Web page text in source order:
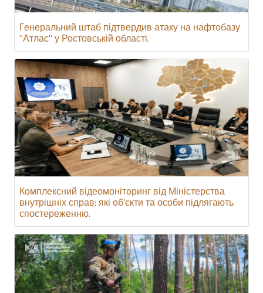
Генеральний штаб підтвердив атаку на нафтобазу
"Атлас" у Ростовській області.
Комплексний відеомоніторинг від Міністерства
внутрішніх справ: які об'єкти та особи підлягають
спостереженню.